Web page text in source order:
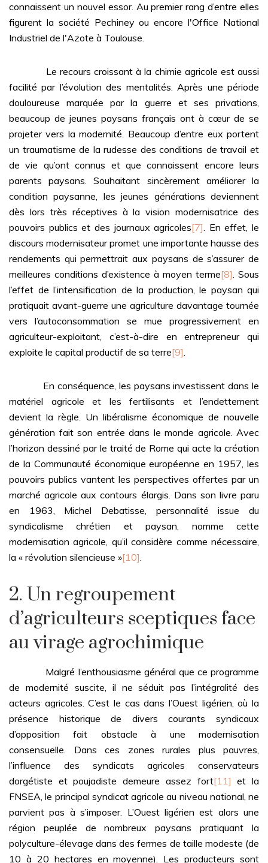
connaissent un nouvel essor. Au premier rang d’entre elles
figurent la société Pechiney ou encore l'Office National
Industriel de l'Azote à Toulouse.
Le recours croissant à la chimie agricole est aussi
facilité par l’évolution des mentalités. Après une période
douloureuse marquée par la guerre et ses privations,
beaucoup de jeunes paysans français ont à cœur de se
projeter vers la modernité. Beaucoup d’entre eux portent
un traumatisme de la rudesse des conditions de travail et
de vie qu’ont connus et que connaissent encore leurs
parents paysans. Souhaitant sincèrement améliorer la
condition paysanne, les jeunes générations deviennent
dès lors très réceptives à la vision modernisatrice des
pouvoirs publics et des journaux agricoles[7]. En effet, le
discours modernisateur promet une importante hausse des
rendements qui permettrait aux paysans de s’assurer de
meilleures conditions d’existence à moyen terme[8]. Sous
l’effet de l’intensification de la production, le paysan qui
pratiquait avant-guerre une agriculture davantage tournée
vers l’autoconsommation se mue progressivement en
agriculteur-exploitant, c’est-à-dire en entrepreneur qui
exploite le capital productif de sa terre[9].
En conséquence, les paysans investissent dans le
matériel agricole et les fertilisants et l’endettement
devient la règle. Un libéralisme économique de nouvelle
génération fait son entrée dans le monde agricole. Avec
l’horizon dessiné par le traité de Rome qui acte la création
de la Communauté économique européenne en 1957, les
pouvoirs publics vantent les perspectives offertes par un
marché agricole aux contours élargis. Dans son livre paru
en 1963, Michel Debatisse, personnalité issue du
syndicalisme chrétien et paysan, nomme cette
modernisation agricole, qu’il considère comme nécessaire,
la « révolution silencieuse »[10].
2. Un regroupement
d’agriculteurs sceptiques face
au virage agrochimique
Malgré l’enthousiasme général que ce programme
de modernité suscite, il ne séduit pas l’intégralité des
acteurs agricoles. C’est le cas dans l’Ouest ligérien, où la
présence historique de divers courants syndicaux
d’opposition fait obstacle à une modernisation
consensuelle. Dans ces zones rurales plus pauvres,
l’influence des syndicats agricoles conservateurs
dorgétiste et poujadiste demeure assez fort[11] et la
FNSEA, le principal syndicat agricole au niveau national, ne
parvient pas à s’imposer. L’Ouest ligérien est alors une
région peuplée de nombreux paysans pratiquant la
polyculture-élevage dans des fermes de taille modeste (de
10 à 20 hectares en moyenne). Les producteurs sont